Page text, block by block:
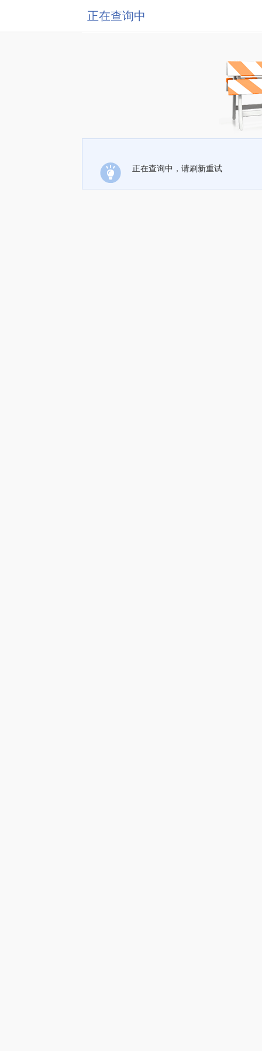
正在查询中
正在查询中，请刷新重试